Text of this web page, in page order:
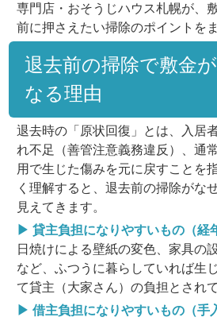
専門店・おそうじハウス札幌が、
前に押さえたい掃除のポイントを
退去前の掃除で敷金
なる理由
退去時の「原状回復」とは、入居
れ不足（善管注意義務違反）、通
用で生じた傷みを元に戻すことを
く理解すると、退去前の掃除がな
見えてきます。
▶ 貸主負担になりやすいもの（経
日焼けによる壁紙の変色、家具の
など、ふつうに暮らしていれば生
て貸主（大家さん）の負担とされ
▶ 借主負担になりやすいもの（手